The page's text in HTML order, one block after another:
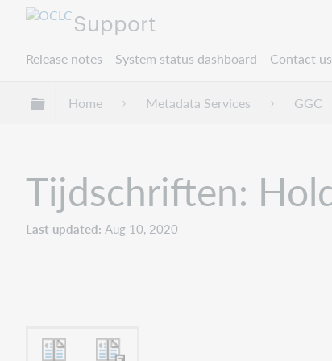
Support
Release notes System status dashboard Contact us
Expand/collapse global hierarchy
Home Metadata Services GGC
Tijdschriften:
Last updated Aug 10, 2020